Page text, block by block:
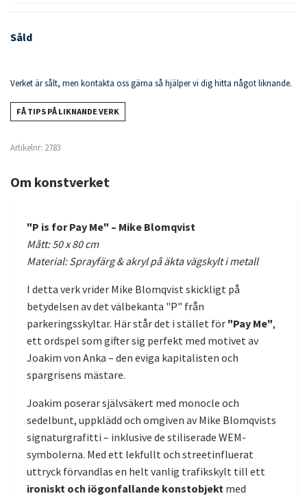
Såld
Verket är sålt, men kontakta oss gärna så hjälper vi dig hitta något liknande.
FÅ TIPS PÅ LIKNANDE VERK
Artikelnr: 2783
Om konstverket
"P is for Pay Me" – Mike Blomqvist
Mått: 50 x 80 cm
Material: Sprayfärg & akryl på äkta vägskylt i metall
I detta verk vrider Mike Blomqvist skickligt på
betydelsen av det välbekanta "P" från
parkeringsskyltar. Här står det i stället för "Pay Me",
ett ordspel som gifter sig perfekt med motivet av
Joakim von Anka – den eviga kapitalisten och
spargrisens mästare.
Joakim poserar självsäkert med monocle och
sedelbunt, uppklädd och omgiven av Mike Blomqvists
signaturgrafitti – inklusive de stiliserade WEM-
symbolerna. Med ett lekfullt och streetinfluerat
uttryck förvandlas en helt vanlig trafikskylt till ett
ironiskt och iögonfallande konstobjekt med